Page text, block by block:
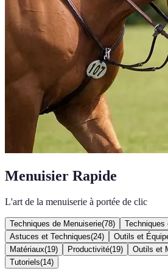
Menuisier Rapide
L'art de la menuiserie à portée de clic
Techniques de Menuiserie(78)
Astuces et Techniques(24) Outils et
Matériaux(19) Productivité(19) Outils et
Tutoriels(14)